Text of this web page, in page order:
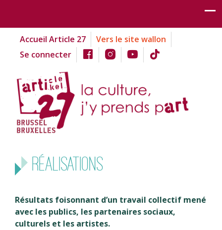
Accueil Article 27
Vers le site wallon
Se connecter
Réalisations
Résultats foisonnant d’un travail collectif mené
avec les publics, les partenaires sociaux,
culturels et les artistes.